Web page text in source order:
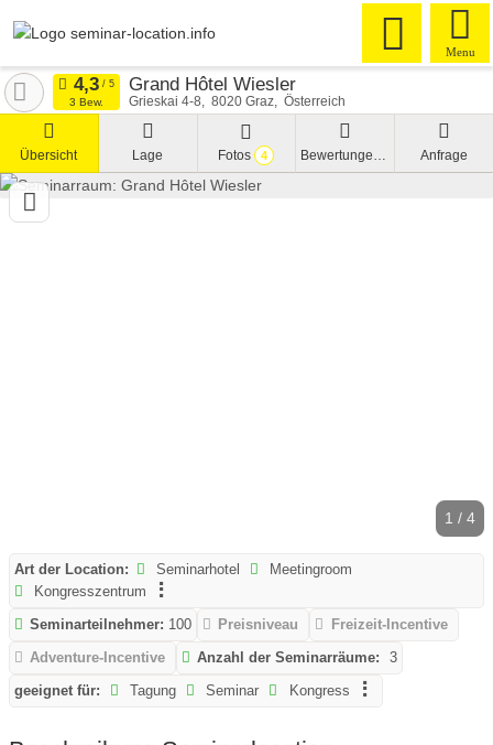
Menu
Grand Hôtel Wiesler
Grieskai 4-8 8020 Graz Österreich
3 Bew.
Übersicht Lage Fotos 4 Bewertungen Anfrage
1 / 4
Art der Location: Seminarhotel
Meetingroom
Kongresszentrum
Seminarteilnehmer: 100 Preisniveau
Freizeit-Incentive
Adventure-Incentive
Anzahl der Seminarräume:
3
geeignet für:
Tagung Seminar Kongress